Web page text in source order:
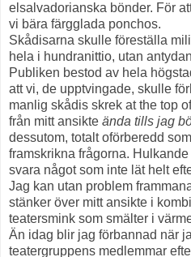
elsalvadorianska bönder. För
vi bära färgglada ponchos.
Skådisarna skulle föreställa
hela i hundranittio, utan
Publiken bestod av hela
att vi, de upptvingade, skulle
manlig skådis skrek at the top
från mitt ansikte ända tills jag
dessutom, totalt oförberedd
framskrikna frågorna.
svara något som inte lät helt
Jag kan utan problem
stänker över mitt ansikte i
teatersmink som smälter i
Än idag blir jag förbannad när
teatergruppens medlemmar